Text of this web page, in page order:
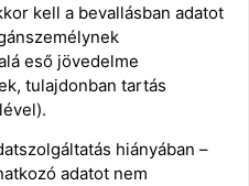
kell a bevallásban adatot
eső jövedelme
tulajdonban tartás
hiányában –
adatot nem